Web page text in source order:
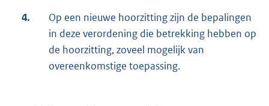
4.
Op een nieuwe hoorzitting zijn de bepalingen
in deze verordening die betrekking hebben op
de hoorzitting, zoveel mogelijk van
overeenkomstige toepassing.